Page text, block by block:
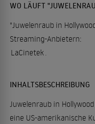
WO LÄUFT
"Juwelenraub in
Streaming-Anbietern:
LaCinetek .
INHALTSBESCHREIBUNG
Juwelenraub in
eine US-amerikanische